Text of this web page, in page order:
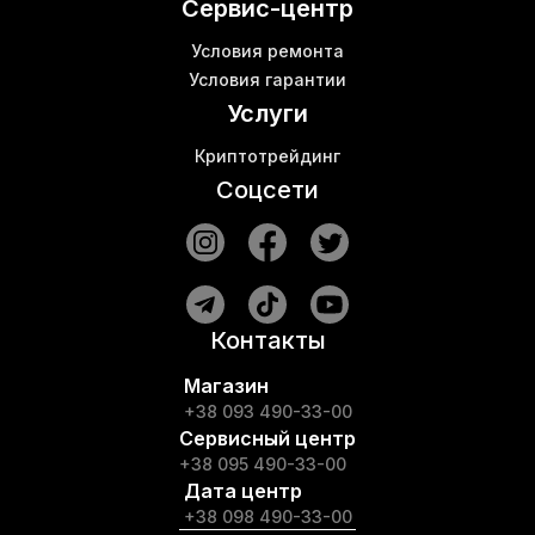
Сервис-центр
Условия ремонта
Условия гарантии
Услуги
Криптотрейдинг
Соцсети
Контакты
Магазин
+38 093 490-33-00
Сервисный центр
+38 095 490-33-00
Дата центр
+38 098 490-33-00